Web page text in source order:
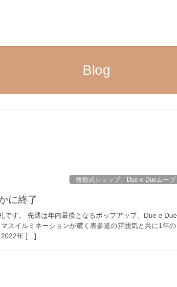
Blog
移動式ショップ、Due e Dueムーブ
に終了
です。 先週は年内最後となるポップアップ、Due e Due
スイルミネーションが耀く表参道の雰囲気と共に1年の
2022年 […]